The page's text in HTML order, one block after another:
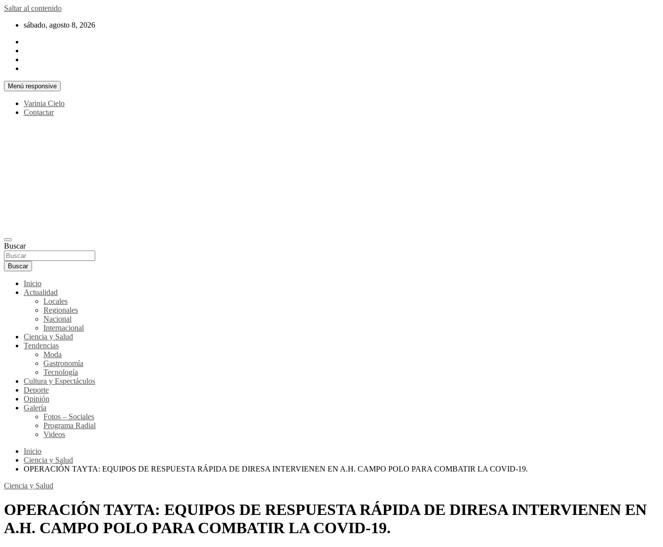
Saltar al contenido
sábado, agosto 8, 2026
Menú responsive
Varinia Cielo
Contactar
Buscar
Buscar
Inicio
Actualidad
Locales
Regionales
Nacional
Internacional
Ciencia y Salud
Tendencias
Moda
Gastronomía
Tecnología
Cultura y Espectáculos
Deporte
Opinión
Galería
Fotos – Sociales
Programa Radial
Videos
Inicio
Ciencia y Salud
OPERACIÓN TAYTA: EQUIPOS DE RESPUESTA RÁPIDA DE DIRESA INTERVIENEN EN A.H. CAMPO POLO PARA COMBATIR LA COVID-19.
Ciencia y Salud
OPERACIÓN TAYTA: EQUIPOS DE RESPUESTA RÁPIDA DE DIRESA INTERVIENEN EN
A.H. CAMPO POLO PARA COMBATIR LA COVID-19.